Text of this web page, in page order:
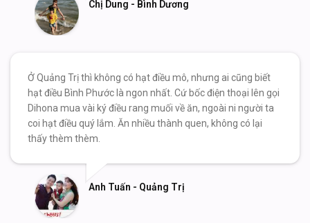
Chị Dung - Bình Dương
Ở Quảng Trị thì không có hạt điều mô, nhưng ai cũng biết
hạt điều Bình Phước là ngon nhất. Cứ bốc điện thoại lên gọi
Dihona mua vài ký điều rang muối về ăn, ngoài ni người ta
coi hạt điều quý lắm. Ăn nhiều thành quen, không có lại
thấy thèm thèm.
Anh Tuấn - Quảng Trị